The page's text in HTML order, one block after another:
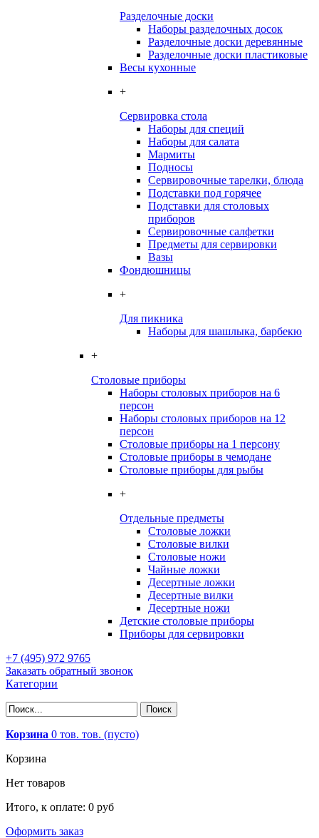
Разделочные доски
Наборы разделочных досок
Разделочные доски деревянные
Разделочные доски пластиковые
Весы кухонные
+
Сервировка стола
Наборы для специй
Наборы для салата
Мармиты
Подносы
Сервировочные тарелки, блюда
Подставки под горячее
Подставки для столовых
приборов
Сервировочные салфетки
Предметы для сервировки
Вазы
Фондюшницы
+
Для пикника
Наборы для шашлыка, барбекю
+
Столовые приборы
Наборы столовых приборов на 6
персон
Наборы столовых приборов на 12
персон
Столовые приборы на 1 персону
Столовые приборы в чемодане
Столовые приборы для рыбы
+
Отдельные предметы
Столовые ложки
Столовые вилки
Столовые ножи
Чайные ложки
Десертные ложки
Десертные вилки
Десертные ножи
Детские столовые приборы
Приборы для сервировки
+7 (495) 972 9765
Заказать обратный звонок
Категории
Корзина 0 тов. тов. (пусто)
Корзина
Нет товаров
Итого, к оплате: 0 руб
Оформить заказ